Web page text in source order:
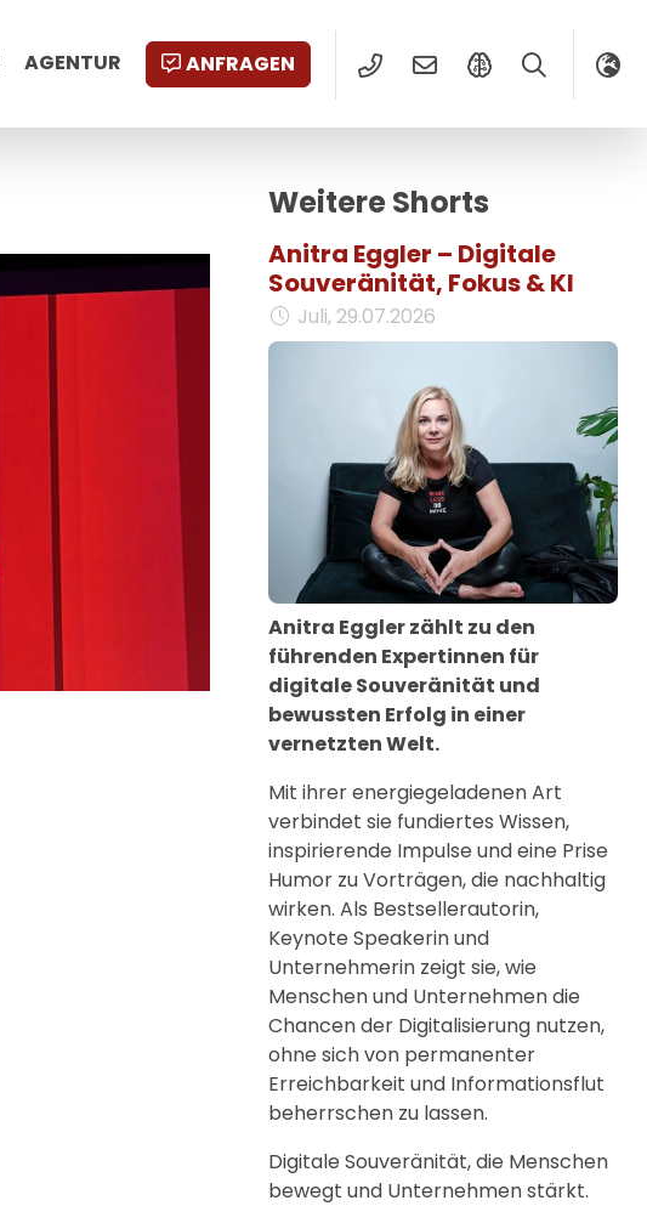
AGENTUR ANFRAGEN
Weitere Shorts
Anitra Eggler – Digitale
Souveränität, Fokus & KI
Juli, 29.07.2026
Anitra Eggler zählt zu den
führenden Expertinnen für
digitale Souveränität und
bewussten Erfolg in einer
vernetzten Welt.
Mit ihrer energiegeladenen Art
verbindet sie fundiertes Wissen,
inspirierende Impulse und eine Prise
Humor zu Vorträgen, die nachhaltig
wirken. Als Bestsellerautorin,
Keynote Speakerin und
Unternehmerin zeigt sie, wie
Menschen und Unternehmen die
Chancen der Digitalisierung nutzen,
ohne sich von permanenter
Erreichbarkeit und Informationsflut
beherrschen zu lassen.
Digitale Souveränität, die Menschen
bewegt und Unternehmen stärkt.